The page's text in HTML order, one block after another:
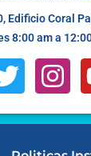
Edificio Coral
8:00 am a